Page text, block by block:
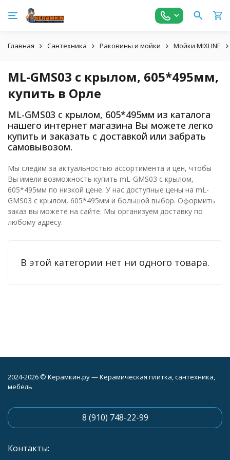
Главная Сантехника Раковины и мойки Мойки MIXLINE
ML-GMS03 с крылом, 605*495мм,
купить в Орле
ML-GMS03 с крылом, 605*495мм из каталога
нашего интернет магазина Вы можете легко
купить и заказать с доставкой или забрать
самовывозом.
Мы следим за актуальностью ассортимента и цен, чтобы
Вы имели возможность купить mL-GMS03 с крылом,
605*495мм по низкой цене. У нас доступные цены на mL-
GMS03 с крылом, 605*495мм и большой выбор. Оформить
заказ вы можете на сайте. Мы организуем доставку по
любому адресу.
В этой категории нет ни одного товара.
2024-2026 © Керамкин.ру — Керамическая плитка, сантехника,
мебель
8 (910) 748-22-99
Контакты: